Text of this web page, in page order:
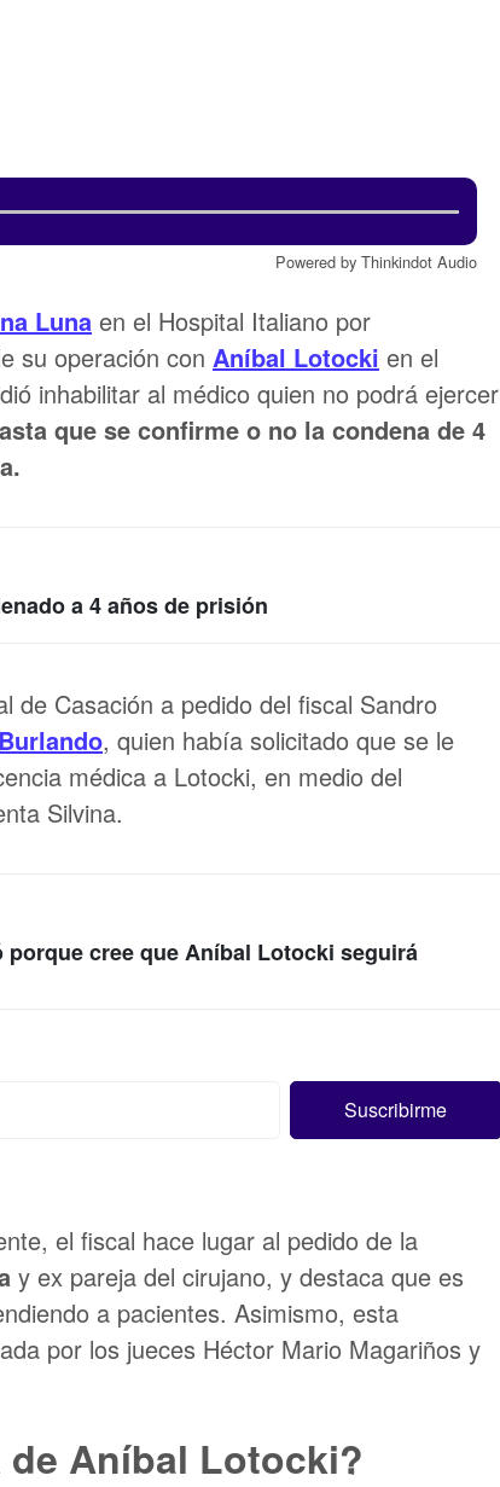
Powered by Thinkindot Audio
Luna en el Hospital Italiano por
su operación con Aníbal Lotocki en el
inhabilitar al médico quien no podrá ejercer
que se confirme o no la condena de 4
a 4 años de prisión
de Casación a pedido del fiscal Sandro
, quien había solicitado que se le
médica a Lotocki, en medio del
Silvina.
cree que Aníbal Lotocki seguirá
el fiscal hace lugar al pedido de la
y ex pareja del cirujano, y destaca que es
a pacientes. Asimismo, esta
por los jueces Héctor Mario Magariños y
Aníbal Lotocki?